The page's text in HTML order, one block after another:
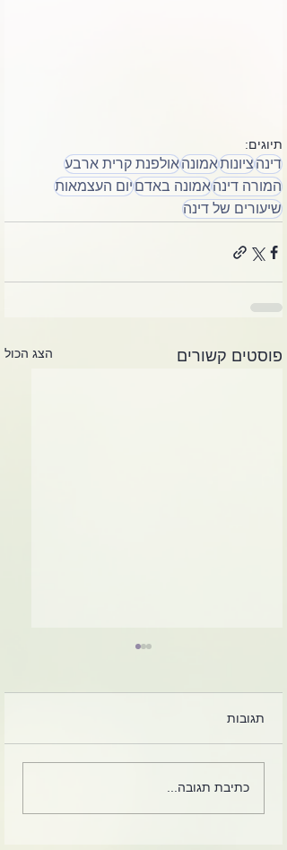
תיוגים:
דינהציונותאמונהאולפנת קרית ארבע
המורה דינהאמונה באדםיום העצמאות
שיעורים של דינה
פוסטים קשורים הצג הכול
תגובות
כתיבת תגובה...